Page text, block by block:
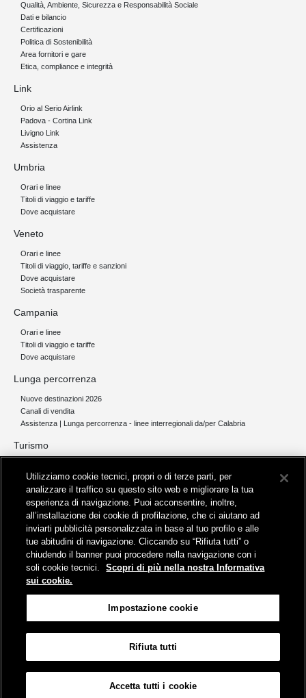
Qualità, Ambiente, Sicurezza e Responsabilità Sociale
Dati e bilancio
Certificazioni
Politica di Sostenibilità
Area fornitori e gare
Etica, compliance e integrità
Link
Orio al Serio Airlink
Padova - Cortina Link
Livigno Link
Assistenza
Umbria
Orari e linee
Titoli di viaggio e tariffe
Dove acquistare
Veneto
Orari e linee
Titoli di viaggio, tariffe e sanzioni
Dove acquistare
Società trasparente
Campania
Orari e linee
Titoli di viaggio e tariffe
Dove acquistare
Lunga percorrenza
Nuove destinazioni 2026
Canali di vendita
Assistenza | Lunga percorrenza - linee interregionali da/per Calabria
Turismo
Servizi per aeroporti
Servizi di noleggio con conducente
Servizio di navigazione sul Lago Trasimeno
News e comunicati stampa
Comunicati stampa
Busitalia – Sita Nord
, Gruppo FS Italiane, è attiva nei servizi di
trasporto locale in Italia ed all'estero, che gestisce direttamente o
attraverso società controllate.
Viale Fratelli Rosselli, 80 - 50123 Firenze
Utilizziamo cookie tecnici, propri o di terze parti, per
analizzare il traffico su questo sito web e migliorare la tua
esperienza di navigazione. Puoi acconsentire, inoltre,
all’installazione dei cookie di profilazione, che ci aiutano ad
inviarti pubblicità personalizzata in base al tuo profilo e alle
tue abitudini di navigazione. Cliccando su “Rifiuta tutti” o
chiudendo il banner puoi procedere nella navigazione con i
soli cookie tecnici.
Scopri di più nella nostra Informativa
sui cookie.
Impostazione cookie
Rifiuta tutti
Accetta tutti i cookie